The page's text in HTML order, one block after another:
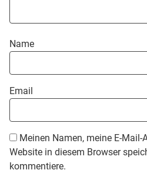
Name
Email
Meinen Namen, meine E-Mail-
Website in diesem Browser
kommentiere.